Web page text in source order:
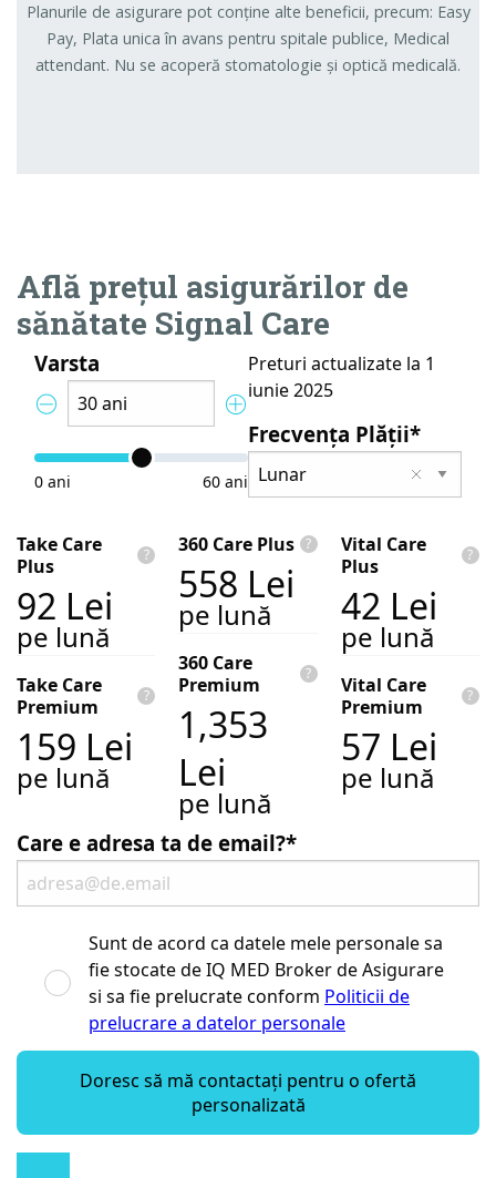
Planurile de asigurare pot conține alte beneficii, precum: Easy
Pay, Plata unica în avans pentru spitale publice, Medical
attendant. Nu se acoperă stomatologie și optică medicală.
Află prețul asigurărilor de
sănătate Signal Care